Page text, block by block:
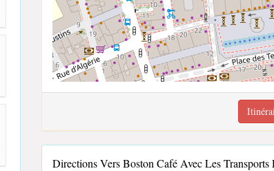
Directions Vers Boston Café Avec Les Transports